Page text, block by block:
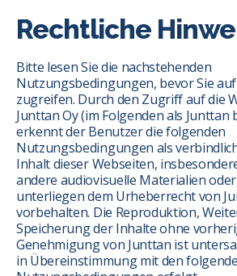
Rechtliche
Bitte lesen Sie die nachstehenden
Nutzungsbedingungen, bevor Sie
zugreifen. Durch den Zugriff auf die
Junttan Oy (im Folgenden als Junttan
erkennt der Benutzer die folgenden
Nutzungsbedingungen als
Inhalt dieser Webseiten,
andere audiovisuelle Materialien
unterliegen dem Urheberrecht von
vorbehalten. Die Reproduktion,
Speicherung der Inhalte ohne
Genehmigung von Junttan ist
in Übereinstimmung mit den